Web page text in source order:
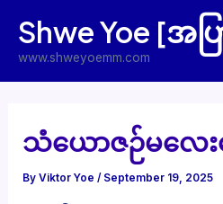
content
Shwe Yoe [အပ
www.shweyoemm.com
သံယောဇဉ်မလေး
ByViktor Yoe/ September 19, 2025